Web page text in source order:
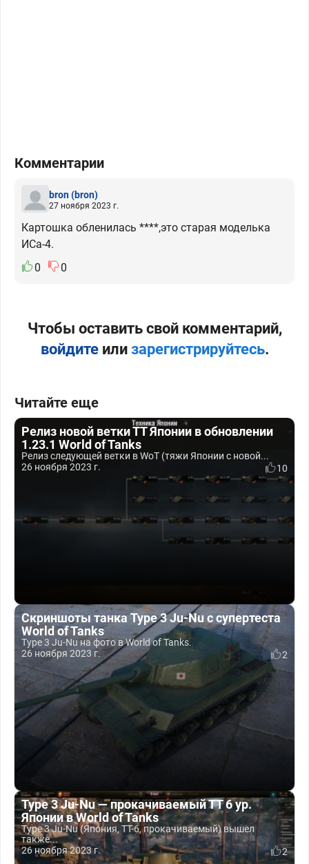
Комментарии
bron(bron)
27 ноября 2023 г.
Картошка обленилась ****,это старая моделька
ИСа-4.
0
0
Чтобы оставить свой комментарий,
войдитеили зарегистрируйтесь.
Читайте еще
Релиз новой ветки ТТ Японии в обновлении
1.23.1 World of Tanks
Релиз следующей ветки в WoT (тяжи Японии с новой...
26 ноября 2023 г.
10
Скриншоты танка Type 3 Ju-Nu с супертеста
World of Tanks
Type 3 Ju-Nu на фото в World of Tanks.
26 ноября 2023 г.
2
Type 3 Ju-Nu — прокачиваемый ТТ 6 ур.
Японии в World of Tanks
Type 3 Ju-Nu (Япония, ТТ-6, прокачиваемый) вышел
также...
26 ноября 2023 г.
2